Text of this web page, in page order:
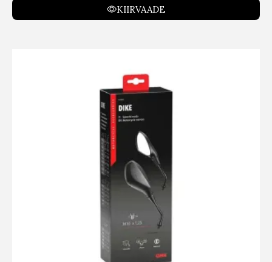
KIIRVAADE